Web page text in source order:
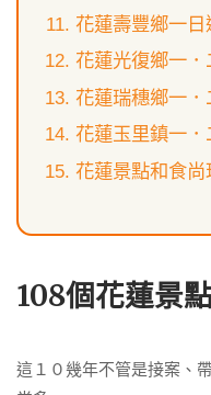
花蓮壽豐鄉一日
花蓮光復鄉一．
花蓮瑞穗鄉一．
花蓮玉里鎮一．
花蓮景點和食
108個花蓮景
這１０幾年不管是接案、